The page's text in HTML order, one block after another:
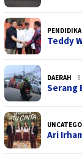
Teddy
DAERAH
Serang
Ari